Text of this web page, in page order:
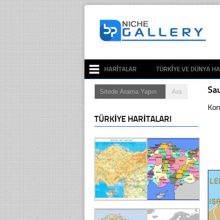
HARITALAR TÜRKIYE VE DÜNYA
TÜRKIYE HARITALARI